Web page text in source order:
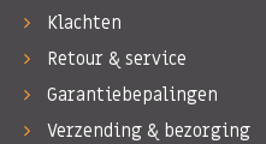
Klachten
Retour & service
Garantiebepalingen
Verzending & bezorging